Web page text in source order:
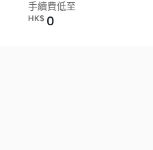
手續費低至
HK$ 0